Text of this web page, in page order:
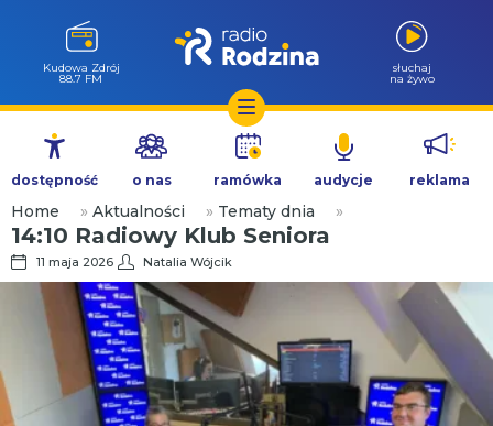
Przejdź
treści
Kudowa Zdrój
88.7 FM
słuchaj
na żywo
dostępność o nas ramówka audycje reklama
Home » Aktualności » Tematy dnia »
14:10 Radiowy Klub Seniora
11 maja 2026 Natalia Wójcik